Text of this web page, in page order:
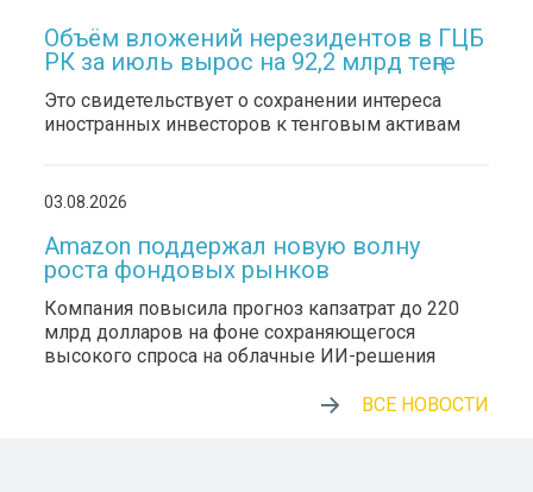
Объём вложений нерезидентов в ГЦБ
РК за июль вырос на 92,2 млрд теңге
Это свидетельствует о сохранении интереса
иностранных инвесторов к тенговым активам
03.08.2026
Amazon поддержал новую волну
роста фондовых рынков
Компания повысила прогноз капзатрат до 220
млрд долларов на фоне сохраняющегося
высокого спроса на облачные ИИ-решения
ВСЕ НОВОСТИ